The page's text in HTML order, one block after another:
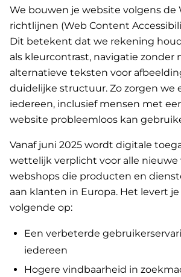
We bouwen je website volgens de
richtlijnen (Web Content
Dit betekent dat we rekening
als kleurcontrast, navigatie zonder
alternatieve teksten voor
duidelijke structuur. Zo zorgen we
iedereen, inclusief mensen met
website probleemloos kan
Vanaf juni 2025 wordt digitale
wettelijk verplicht voor alle nieuwe
webshops die producten en
aan klanten in Europa. Het levert
volgende op:
Een verbeterde
iedereen
Hogere vindbaarheid in